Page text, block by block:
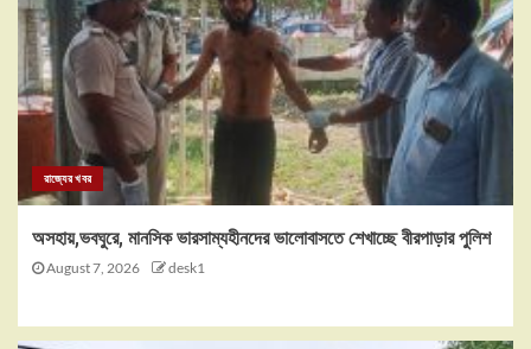
রাজ্যের খবর
অসহায়,ভবঘুরে, মানসিক ভারসাম্যহীনদের ভালোবাসতে শেখাচ্ছে বীরপাড়ার পুলিশ
August 7, 2026 desk1